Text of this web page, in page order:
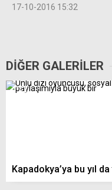
17-10-2016 15:32
DİĞER GALERİLER
Kapadokya’ya bu yıl